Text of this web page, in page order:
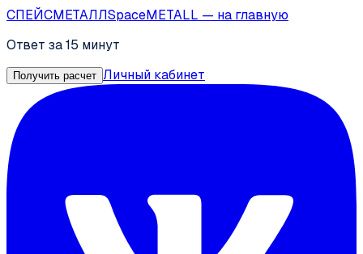
СПЕЙСМЕТАЛЛSpaceMETALL — на главную
Ответ за 15 минут
Получить расчет Личный кабинет